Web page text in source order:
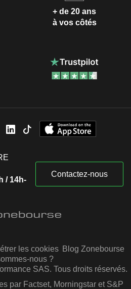
+ de 20 ans
à vos côtés
/ 14h-
Contactez-nous
les cookies Blog Zonebourse
nous ?
SAS. Tous droits réservés.
par Factset, Morningstar et S&P